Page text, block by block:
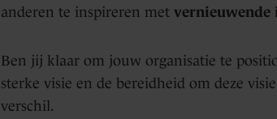
anderen te inspireren met vernieuwende
Ben jij klaar om jouw organisatie te
sterke visie en de bereidheid om deze
verschil.